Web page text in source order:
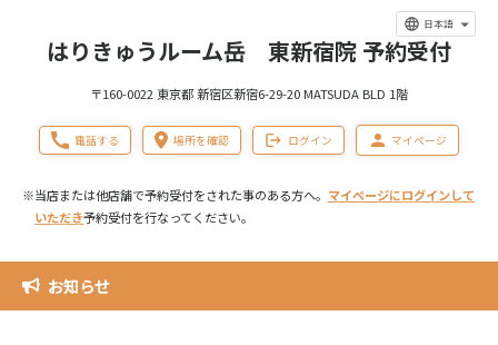
日本語
はりきゅうルーム岳 東新宿院 予約受付
〒160-0022 東京都 新宿区新宿6-29-20 MATSUDA BLD 1階
電話する 場所を確認 ログイン マイページ
※当店または他店舗で予約受付をされた事のある方へ。 マイページにログインして
いただき予約受付を行なってください。
お知らせ